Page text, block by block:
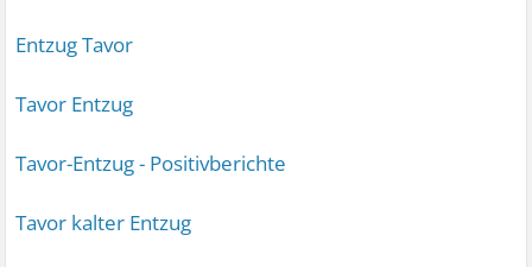
Entzug Tavor
Tavor Entzug
Tavor-Entzug - Positivberichte
Tavor kalter Entzug